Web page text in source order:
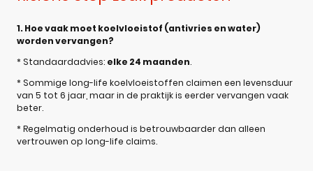
1. Hoe vaak moet koelvloeistof (antivries en water)
worden vervangen?
* Standaardadvies: elke 24 maanden.
* Sommige long-life koelvloeistoffen claimen een levensduur
van 5 tot 6 jaar, maar in de praktijk is eerder vervangen vaak
beter.
* Regelmatig onderhoud is betrouwbaarder dan alleen
vertrouwen op long-life claims.